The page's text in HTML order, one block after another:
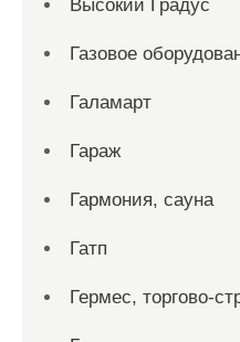
Высокий Градус
Газовое
Галамарт
Гараж
Гармония, сауна
Гатп
Гермес, торгово-